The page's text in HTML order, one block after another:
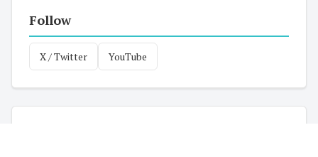
Follow
X / Twitter YouTube